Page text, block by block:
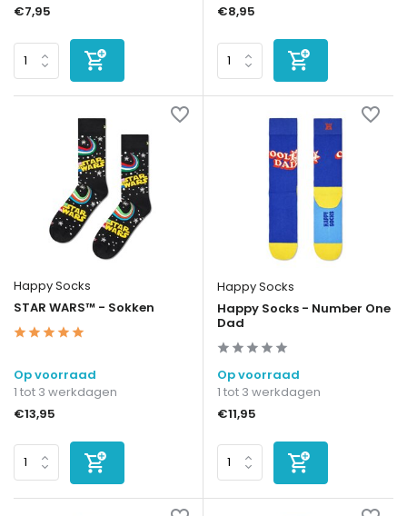
€7,95
€8,95
Happy Socks
STAR WARS™ - Sokken
Op voorraad
1 tot 3 werkdagen
€13,95
Happy Socks
Happy Socks - Number One
Dad
Op voorraad
1 tot 3 werkdagen
€11,95